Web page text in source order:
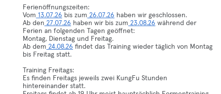
Ferienöffnungszeiten:
Vom 13.07.26 bis zum 26.07.26 haben wir geschlossen.
Ab den 27.07.26 haben wir bis zum 23.08.26 während der
Ferien an folgenden Tagen geöffnet:
Montag, Dienstag und Freitag.
Ab dem 24.08.26 findet das Training wieder täglich von Montag
bis Freitag statt.
Training Freitags:
Es finden Freitags jeweils zwei KungFu Stunden
hintereinander statt.